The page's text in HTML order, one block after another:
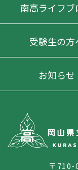
〒710-
南高ライフブ
受験生の方
お知らせ